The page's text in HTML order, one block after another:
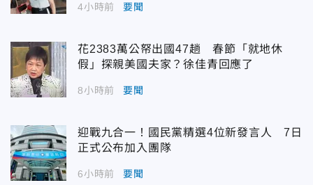
4小時前 要聞
花2383萬公帑出國47趟 春節「就地休
假」探親美國夫家？徐佳青回應了
8小時前 要聞
迎戰九合一！國民黨精選4位新發言人 7日
正式公布加入團隊
6小時前 要聞